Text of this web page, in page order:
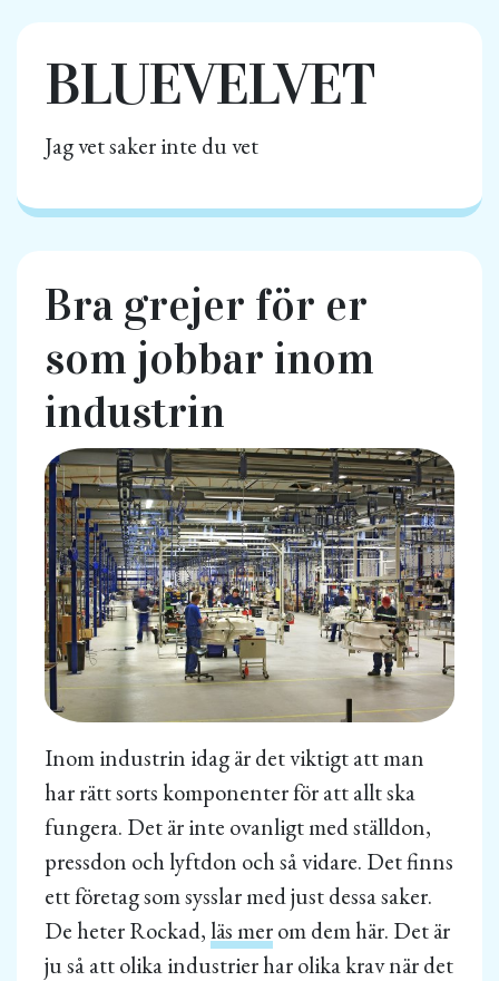
BLUEVELVET
Jag vet saker inte du vet
Bra grejer för er
som jobbar inom
industrin
Inom industrin idag är det viktigt att man
har rätt sorts komponenter för att allt ska
fungera. Det är inte ovanligt med ställdon,
pressdon och lyftdon och så vidare. Det finns
ett företag som sysslar med just dessa saker.
De heter Rockad,läs merom dem här. Det är
ju så att olika industrier har olika krav när det